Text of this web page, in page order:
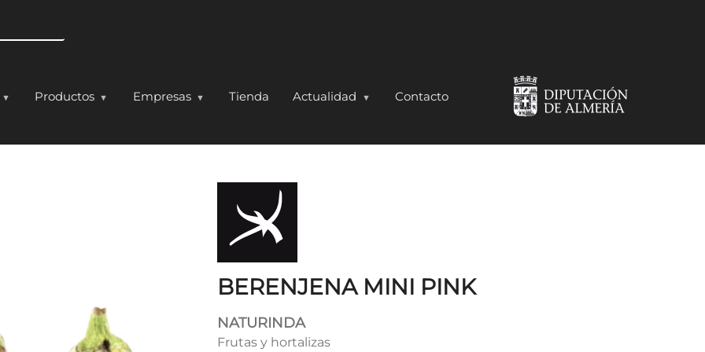
Productos Empresas Tienda Actualidad Contacto
BERENJENA MINI PINK
NATURINDA
Frutas y hortalizas